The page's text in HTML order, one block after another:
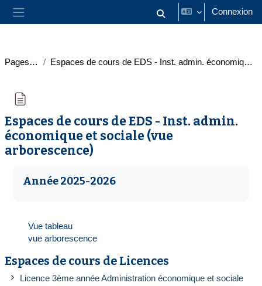
Panneau latéral Activer/désactiver la saisie
Connexion
Pages du site Espaces de cours de EDS - Inst. admin. économique et sociale (vue arborescence)
Espaces de cours de EDS - Inst. admin.
économique et sociale (vue
arborescence)
Année 2025-2026
Vue tableau
vue arborescence
Espaces de cours de Licences
Licence 3ème année Administration économique et sociale